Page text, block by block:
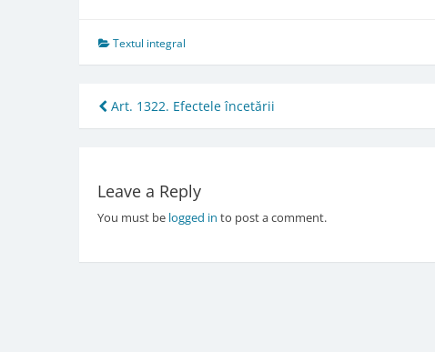
Textul integral
Post
navigation
Art. 1322. Efectele încetării
Leave a Reply
You must be logged in to post a comment.